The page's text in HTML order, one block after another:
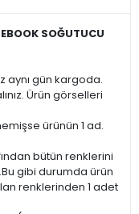
SOĞUTUCU
aynı gün kargoda.
Ürün görselleri
ürünün 1 ad.
bütün renklerini
gibi durumda ürün
renklerinden 1 adet